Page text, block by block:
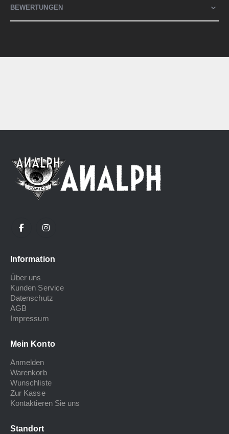
BEWERTUNGEN
Information
Über uns
Kunden Service
Datenschutz
AGB
Impressum
Mein Konto
Anmelden
Warenkorb
Wunschliste
Zur Kasse
Kontaktieren Sie uns
Standort